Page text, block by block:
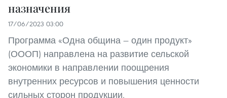
назначения
17/06/2023 03:00
Программа «Одна община — один продукт»
(ОООП) направлена на развитие сельской
экономики в направлении поощрения
внутренних ресурсов и повышения ценности
сильных сторон продукции.